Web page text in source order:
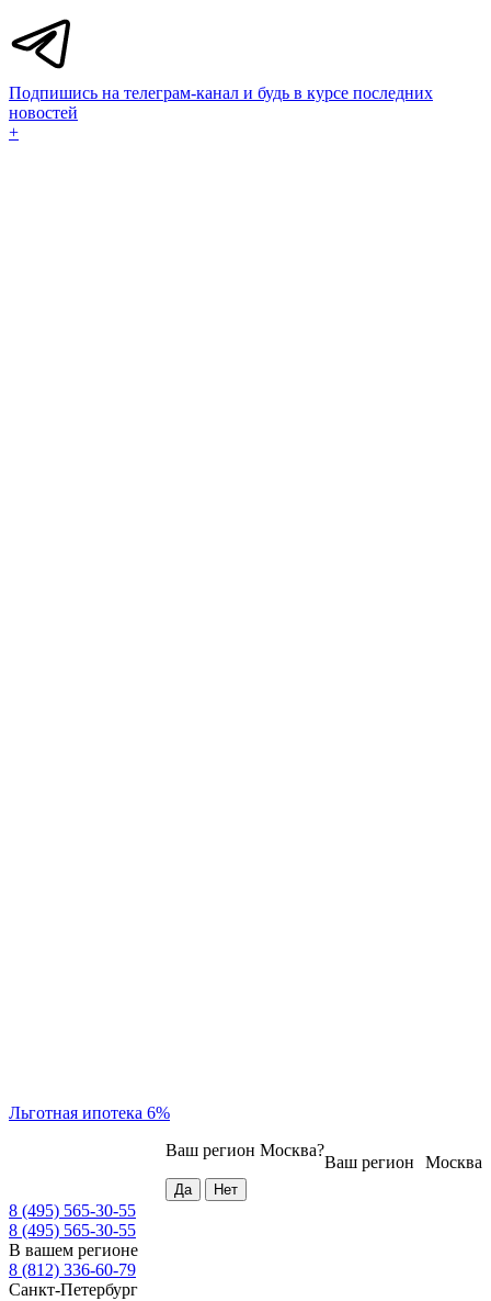
Подпишись на телеграм-канал и будь в курсе последних
новостей
+
Льготная ипотека 6%
Москва
Ваш регион
Ваш регион Москва?
8 (495) 565-30-55
8 (495) 565-30-55
В вашем регионе
8 (812) 336-60-79
Санкт-Петербург